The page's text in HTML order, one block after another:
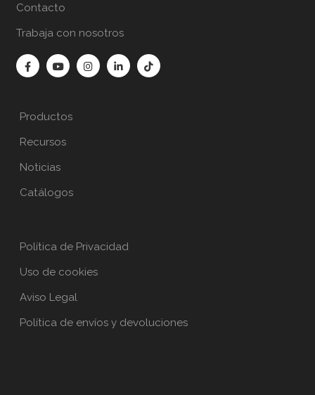
Contacto
Trabaja con nosotros
Productos
Recursos
Noticias
Catálogos
Política de Privacidad
Uso de cookies
Aviso Legal
Política de envíos y devoluciones